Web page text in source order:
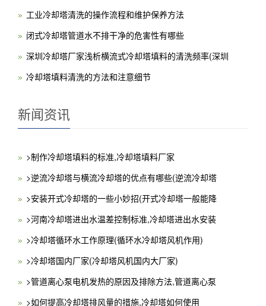
工业冷却塔清洗的操作流程和维护保养方法
闭式冷却塔管道水不排干净的危害性有哪些
深圳冷却塔厂家浅析横流式冷却塔填料的清洗频率(深圳
冷却塔填料清洗的方法和注意细节
新闻资讯
>制作冷却塔填料的标准,冷却塔填料厂家
>逆流冷却塔与横流冷却塔的优点有哪些(逆流冷却塔
>安装开式冷却塔的一些小妙招(开式冷却塔一般能降
>河南冷却塔进出水温差控制标准,冷却塔进出水安装
>冷却塔循环水工作原理(循环水冷却塔风机作用)
>冷却塔国内厂家(冷却塔风机国内大厂家)
>管道离心泵电机发热的原因及排除方法,管道离心泵
>如何提高冷却塔排风量的措施,冷却塔如何使用